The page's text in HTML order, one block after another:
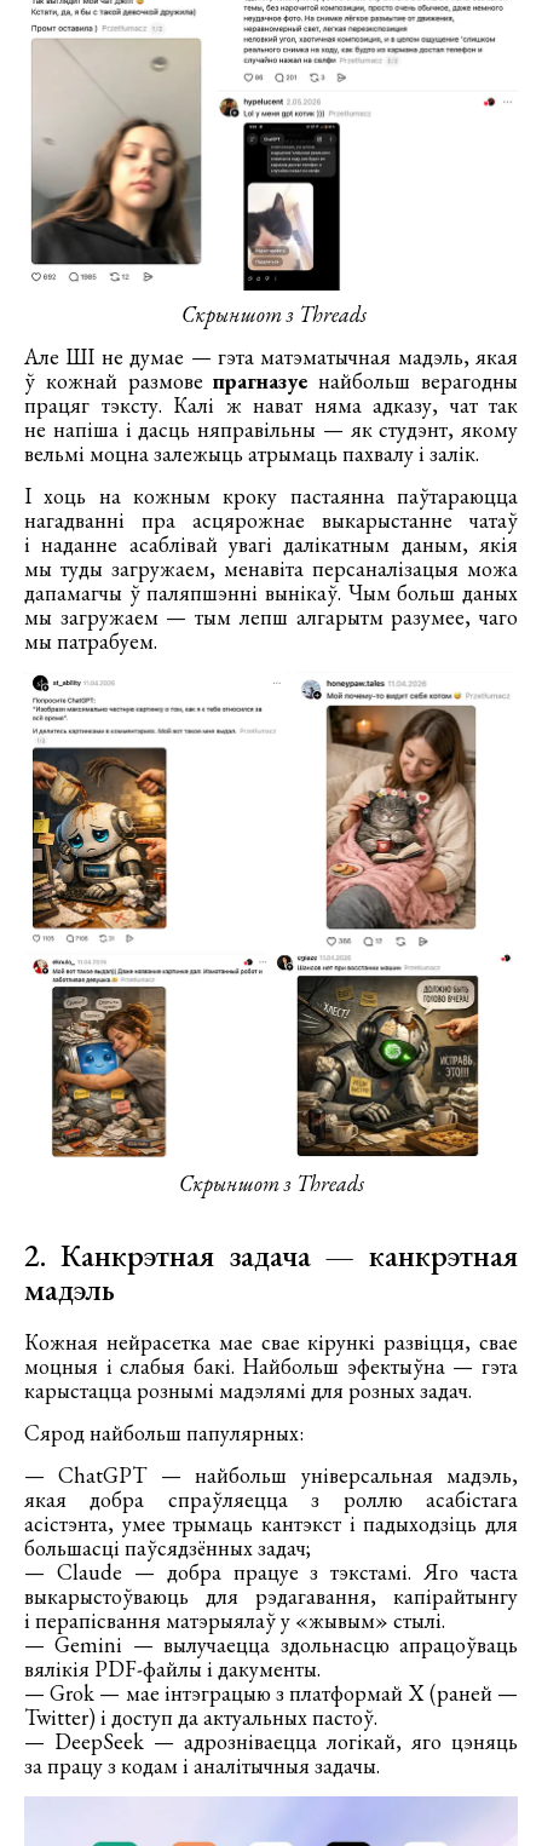
Скрыншот з Threads
Але ШІ не думае — гэта матэматычная мадэль, якая
ў кожнай размовепрагназуе найбольш верагодны
працяг тэксту. Калі ж нават няма адказу, чат так
не напіша і дасць няправільны — як студэнт, якому
вельмі моцна залежыць атрымаць пахвалу і залік.
І хоць на кожным кроку пастаянна паўтараюцца
нагадванні пра асцярожнае выкарыстанне чатаў
і наданне асаблівай увагі далікатным даным, якія
мы туды загружаем, менавіта персаналізацыя можа
дапамагчы ў паляпшэнні вынікаў. Чым больш даных
мы загружаем — тым лепш алгарытм разумее, чаго
мы патрабуем.
Скрыншот з Threads
2. Канкрэтная задача — канкрэтная
мадэль
Кожная нейрасетка мае свае кірункі развіцця, свае
моцныя і слабыя бакі. Найбольш эфектыўна — гэта
карыстацца рознымі мадэлямі для розных задач.
Сярод найбольш папулярных:
— ChatGPT — найбольш універсальная мадэль,
якая добра спраўляецца з роллю асабістага
асістэнта, умее трымаць кантэкст і падыходзіць для
большасці паўсядзённых задач;
— Claude — добра працуе з тэкстамі. Яго часта
выкарыстоўваюць для рэдагавання, капірайтынгу
і перапісвання матэрыялаў у «жывым» стылі.
— Gemini — вылучаецца здольнасцю апрацоўваць
вялікія PDF-файлы і дакументы.
— Grok — мае інтэграцыю з платформай X (раней —
Twitter) і доступ да актуальных пастоў.
— DeepSeek — адрозніваецца логікай, яго цэняць
за працу з кодам і аналітычныя задачы.